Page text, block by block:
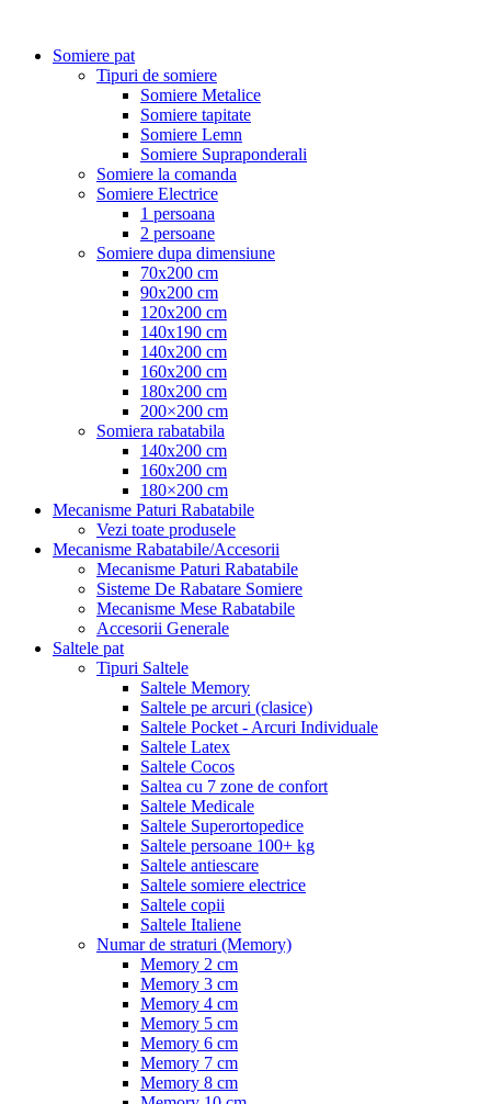
Somiere pat
Tipuri de somiere
Somiere Metalice
Somiere tapitate
Somiere Lemn
Somiere Supraponderali
Somiere la comanda
Somiere Electrice
1 persoana
2 persoane
Somiere dupa dimensiune
70x200 cm
90x200 cm
120x200 cm
140x190 cm
140x200 cm
160x200 cm
180x200 cm
200×200 cm
Somiera rabatabila
140x200 cm
160x200 cm
180×200 cm
Mecanisme Paturi Rabatabile
Vezi toate produsele
Mecanisme Rabatabile/Accesorii
Mecanisme Paturi Rabatabile
Sisteme De Rabatare Somiere
Mecanisme Mese Rabatabile
Accesorii Generale
Saltele pat
Tipuri Saltele
Saltele Memory
Saltele pe arcuri (clasice)
Saltele Pocket - Arcuri Individuale
Saltele Latex
Saltele Cocos
Saltea cu 7 zone de confort
Saltele Medicale
Saltele Superortopedice
Saltele persoane 100+ kg
Saltele antiescare
Saltele somiere electrice
Saltele copii
Saltele Italiene
Numar de straturi (Memory)
Memory 2 cm
Memory 3 cm
Memory 4 cm
Memory 5 cm
Memory 6 cm
Memory 7 cm
Memory 8 cm